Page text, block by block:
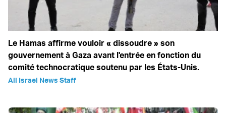
Le Hamas affirme vouloir « dissoudre » son
gouvernement à Gaza avant l'entrée en fonction du
comité technocratique soutenu par les États-Unis.
All Israel News Staff